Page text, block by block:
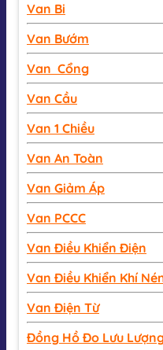
Van Bi
Van Bướm
Van Cổng
Van Cầu
Van 1 Chiều
Van An Toàn
Van Giảm Áp
Van PCCC
Van Điều Khiển Điện
Van Điều Khiển Khí
Van Điện Từ
Đồng Hồ Đo Lưu